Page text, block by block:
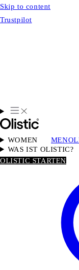
Skip to content
Trustpilot
WOMEN MEN
WAS IST OLISTIC?
OLISTIC STARTEN